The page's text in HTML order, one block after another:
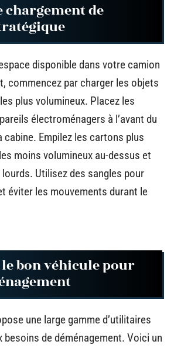
chargement de
disponible dans votre camion
commencez par charger les objets
plus volumineux. Placez les
électroménagers à l’avant du
cabine. Empilez les cartons plus
moins volumineux au-dessus et
Utilisez des sangles pour
éviter les mouvements durant le
le bon véhicule pour
une large gamme d’utilitaires
besoins de déménagement. Voici un